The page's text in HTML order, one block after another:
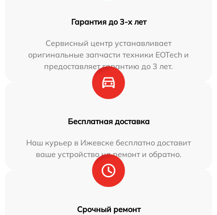
Гарантия до 3-х лет
Сервисный центр устанавливает
оригинальные запчасти техники EOTech и
предоставляет гарантию до 3 лет.
Бесплатная доставка
Наш курьер в Ижевске бесплатно доставит
ваше устройство на ремонт и обратно.
Срочный ремонт